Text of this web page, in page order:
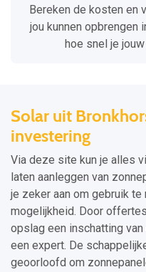
Bereken de kosten en
jou kunnen opbrengen
hoe snel je
Solar uit
investering
Via deze site kun je alles
laten aanleggen van
je zeker aan om gebruik
mogelijkheid. Door
opslag een inschatting
een expert. De
geoorloofd om